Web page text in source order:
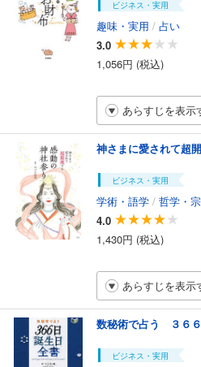
ビジネス・実用
趣味・実用 / 占い
3.0
1,056円 (税込)
あらすじを表示
神さまに愛されて超
ビジネス・実用
学術・語学 / 哲学・
4.0
1,430円 (税込)
あらすじを表示
数秘術で占う ３６
ビジネス・実用